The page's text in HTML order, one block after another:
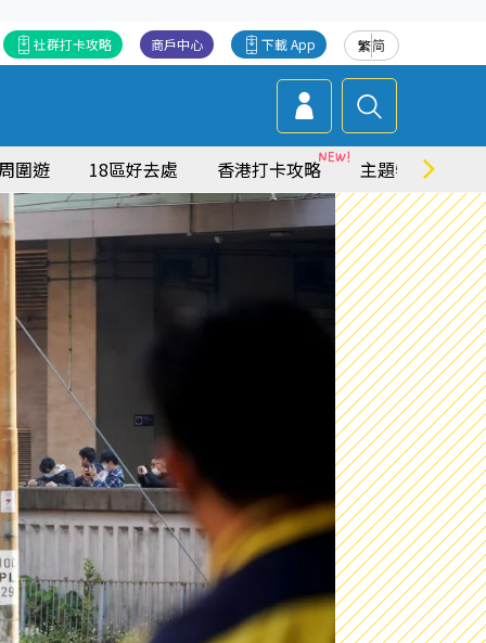
繁简
下載 App
商戶中心
社群打卡攻略
圍遊 18區好去處 香港打卡攻略 主題特集